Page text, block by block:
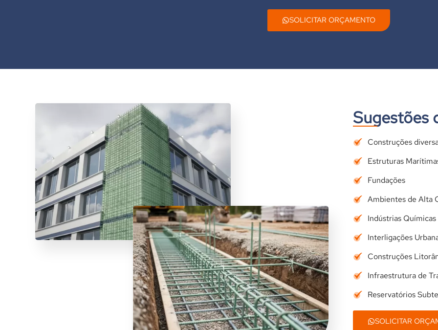
SOLICITAR ORÇAMENTO
Sugestões
Construções
Estruturas
Fundações
Ambientes de Alta
Indústrias Químicas
Interligações
Construções
Infraestrutura de
Reservatórios
SOLICITAR